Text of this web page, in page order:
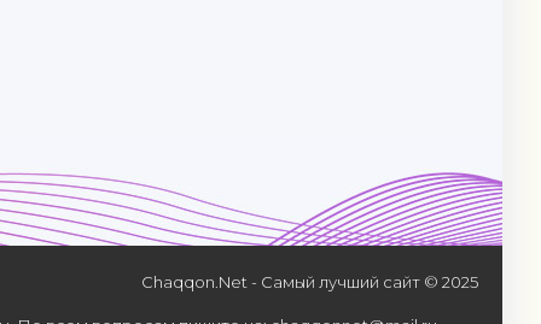
Chaqqon.Net - Самый лучший сайт © 2025